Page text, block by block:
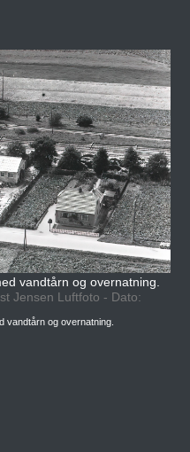
vandtårn og overnatning.
Jensen Luftfoto - Dato:
vandtårn og overnatning.